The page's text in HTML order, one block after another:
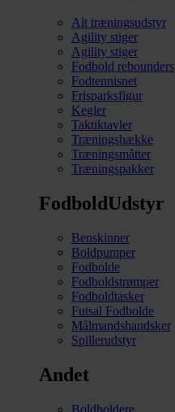
Alt træningsudstyr
Agility stiger
Agility stiger
Fodbold rebounders
Fodtennisnet
Frisparksfigur
Kegler
Taktiktavler
Træningshække
Træningsmåtter
Træningspakker
FodboldUdstyr
Benskinner
Boldpumper
Fodbolde
Fodboldstrømper
Fodboldtasker
Futsal Fodbolde
Målmandshandsker
Spillerudstyr
Andet
Boldholdere